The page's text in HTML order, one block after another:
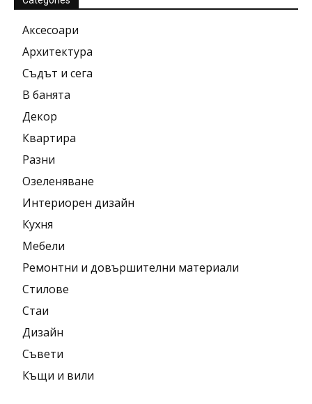
Аксесоари
Архитектура
Съдът и сега
В банята
Декор
Квартира
Разни
Озеленяване
Интериорен дизайн
Кухня
Мебели
Ремонтни и довършителни материали
Стилове
Стаи
Дизайн
Съвети
Къщи и вили